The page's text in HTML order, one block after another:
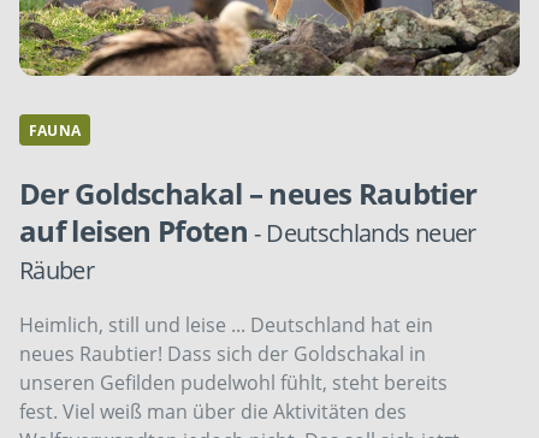
FAUNA
Der Goldschakal – neues Raubtier
auf leisen Pfoten- Deutschlands neuer
Räuber
Heimlich, still und leise ... Deutschland hat ein
neues Raubtier! Dass sich der Goldschakal in
unseren Gefilden pudelwohl fühlt, steht bereits
fest. Viel weiß man über die Aktivitäten des